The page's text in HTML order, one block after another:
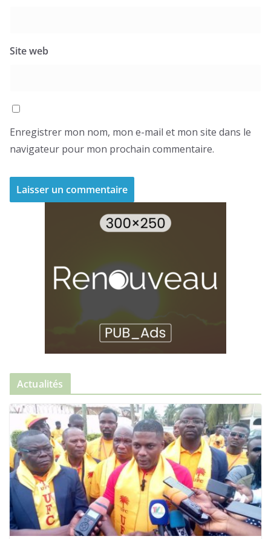
Site web
Enregistrer mon nom, mon e-mail et mon site dans le
navigateur pour mon prochain commentaire.
Actualités